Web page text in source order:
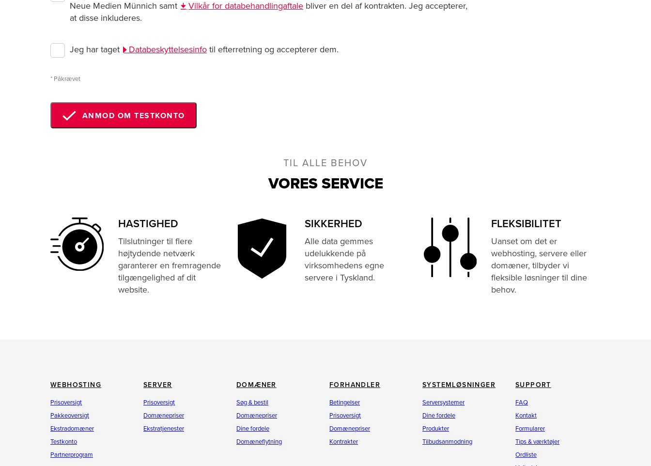
Neue Medien Münnich samt
Vilkår for databehandlingaftale bliver en del af kontrakten. Jeg accepterer,
at disse inkluderes.
Jeg har taget Databeskyttelsesinfo til efterretning og accepterer dem.
* Påkrævet
ANMOD OM TESTKONTO
TIL ALLE BEHOV
VORES SERVICE
HASTIGHED
Tilslutninger til flere
højtydende netværk
garanterer en fremragende
tilgængelighed af dit
website.
SIKKERHED
Alle data gemmes
udelukkende på
virksomhedens egne
servere i Tyskland.
FLEKSIBILITET
Uanset om det er
webhosting, servere eller
domæner, tilbyder vi
fleksible løsninger til dine
behov.
WEBHOSTING
Prisoversigt
Pakkeoversigt
Ekstradomæner
Testkonto
Partnerprogram
SERVER
Prisoversigt
Domænepriser
Ekstratjenester
DOMÆNER
Søg & bestil
Domænepriser
Dine fordele
Domæneflytning
FORHANDLER
Betingelser
Prisoversigt
Domænepriser
Kontrakter
SYSTEMLØSNINGER
Serversystemer
Dine fordele
Produkter
Tilbudsanmodning
SUPPORT
FAQ
Kontakt
Formularer
Tips & værktøjer
Ordliste